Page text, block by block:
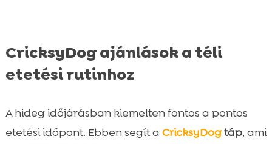
CricksyDog ajánlások a téli
etetési rutinhoz
A hideg időjárásban kiemelten fontos a pontos
etetési időpont. Ebben segít a CricksyDogtáp, ami